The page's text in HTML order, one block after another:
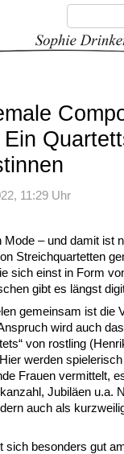
11:29 Uhr
Mode – und damit ist
Streichquartetten
sich einst in Form
gibt es längst
gemeinsam ist die
wird auch
von rostling
werden
Frauen vermittelt,
Jubiläen u.a.
auch als
sich besonders gut